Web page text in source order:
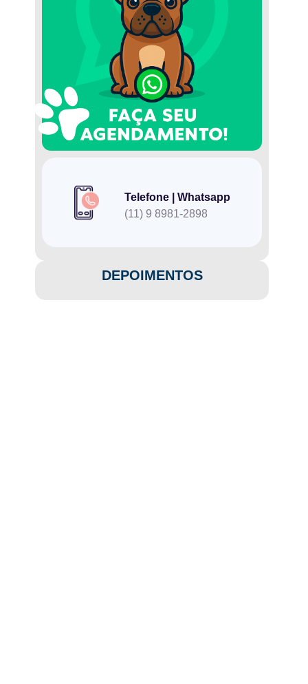
Telefone | Whatsapp
(11) 9 8981-2898
DEPOIMENTOS​